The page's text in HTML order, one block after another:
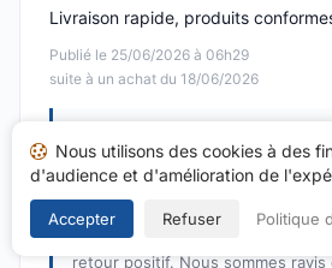
Publié le 25/06/2026 à 06h29
suite à un achat du 18/06/2026
Livraison rapide, produits
Publiée le 16/07/2026
Nous vous remercions
retour positif. Nous sommes
Nous utilisons des cookies à des
d'audience et d'amélioration de
Accepter Refuser Politique